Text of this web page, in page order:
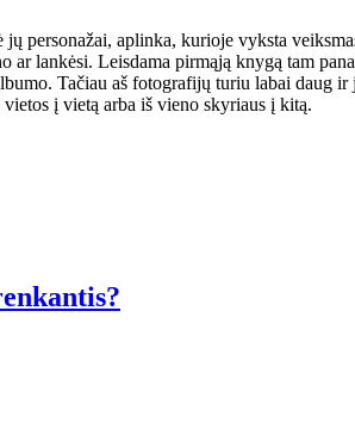
personažai, aplinka, kurioje vyksta
lankėsi. Leisdama pirmąją knygą tam
Tačiau aš fotografijų turiu labai daug
į vietą arba iš vieno skyriaus į kitą.